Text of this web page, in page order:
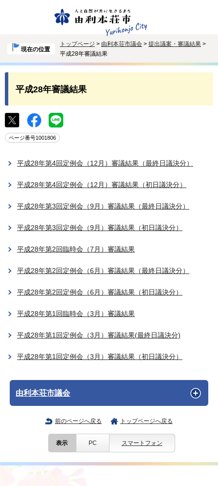
現在の位置
トップページ > 由利本荘市議会 > 提出議案・審議結果 >
平成28年審議結果
平成28年審議結果
ページ番号1001806
平成28年第4回定例会（12月）審議結果（最終日議決分）
平成28年第4回定例会（12月）審議結果（初日議決分）
平成28年第3回定例会（9月）審議結果（最終日議決分）
平成28年第3回定例会（9月）審議結果（初日議決分）
平成28年第2回臨時会（7月）審議結果
平成28年第2回定例会（6月）審議結果（最終日議決分）
平成28年第2回定例会（6月）審議結果（初日議決分）
平成28年第1回臨時会（3月）審議結果
平成28年第1回定例会（3月）審議結果(最終日議決分)
平成28年第1回定例会（3月）審議結果（初日議決分）
由利本荘市議会
前のページへ戻る トップページへ戻る
表示 PC スマートフォン